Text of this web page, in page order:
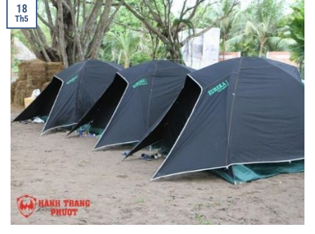
18
Th5